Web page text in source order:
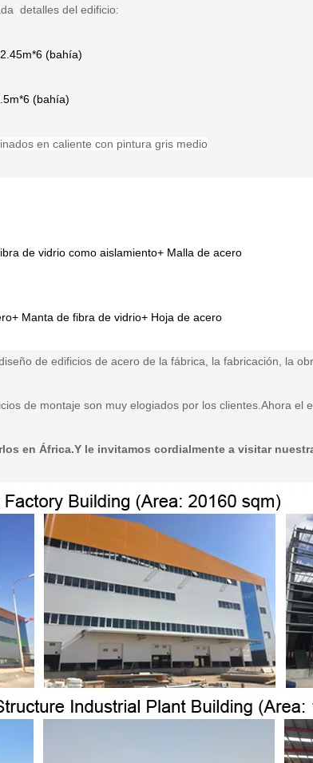
detalles del edificio:
(bahía)
(bahía)
en caliente con pintura gris medio
de vidrio como aislamiento+ Malla de acero
Manta de fibra de vidrio+ Hoja de acero
de edificios de acero de la fábrica, la fabricación, la
de montaje son muy elogiados por los clientes.Ahora el
en África.Y le invitamos cordialmente a visitar